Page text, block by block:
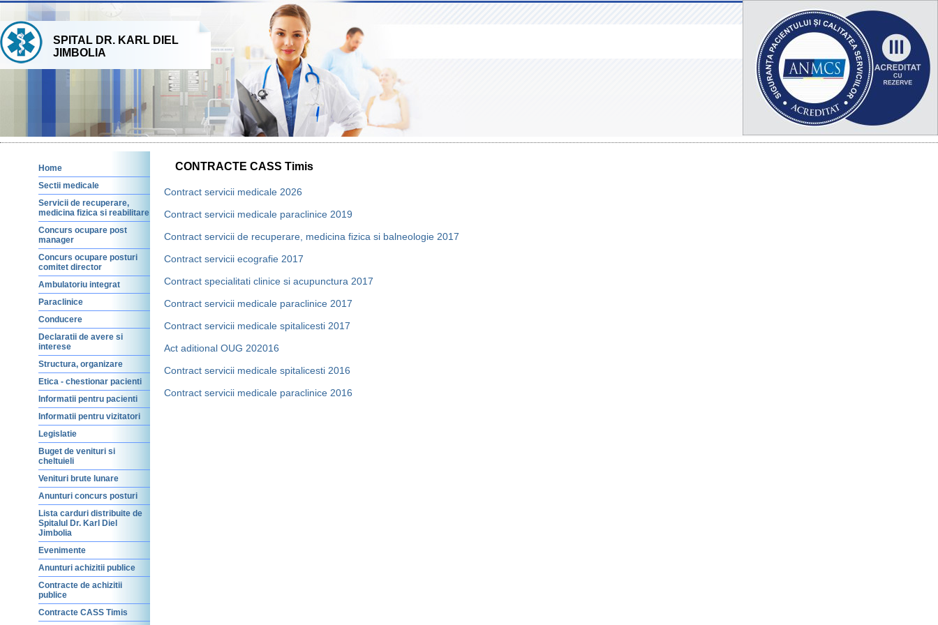
SPITAL DR. KARL DIEL
JIMBOLIA
CONTRACTE CASS Timis
Contract servicii medicale 2026
Contract servicii medicale paraclinice 2019
Contract servicii de recuperare, medicina fizica si balneologie 2017
Contract servicii ecografie 2017
Contract specialitati clinice si acupunctura 2017
Contract servicii medicale paraclinice 2017
Contract servicii medicale spitalicesti 2017
Act aditional OUG 202016
Contract servicii medicale spitalicesti 2016
Contract servicii medicale paraclinice 2016
Home
Sectii medicale
Servicii de recuperare,
medicina fizica si reabilitare
Concurs ocupare post
manager
Concurs ocupare posturi
comitet director
Ambulatoriu integrat
Paraclinice
Conducere
Declaratii de avere si
interese
Structura, organizare
Etica - chestionar pacienti
Informatii pentru pacienti
Informatii pentru vizitatori
Legislatie
Buget de venituri si
cheltuieli
Venituri brute lunare
Anunturi concurs posturi
Lista carduri distribuite de
Spitalul Dr. Karl Diel
Jimbolia
Evenimente
Anunturi achizitii publice
Contracte de achizitii
publice
Contracte CASS Timis